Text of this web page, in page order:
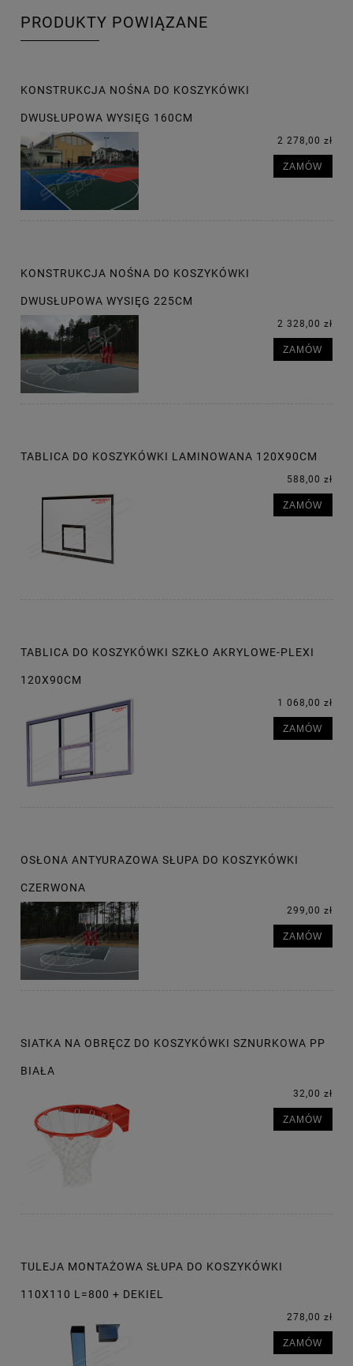
PRODUKTY POWIĄZANE
KONSTRUKCJA NOŚNA DO KOSZYKÓWKI
DWUSŁUPOWA WYSIĘG 160CM
2 278,00 zł
ZAMÓW
KONSTRUKCJA NOŚNA DO KOSZYKÓWKI
DWUSŁUPOWA WYSIĘG 225CM
2 328,00 zł
ZAMÓW
TABLICA DO KOSZYKÓWKI LAMINOWANA 120X90CM
588,00 zł
ZAMÓW
TABLICA DO KOSZYKÓWKI SZKŁO AKRYLOWE-PLEXI
120X90CM
1 068,00 zł
ZAMÓW
OSŁONA ANTYURAZOWA SŁUPA DO KOSZYKÓWKI
CZERWONA
299,00 zł
ZAMÓW
SIATKA NA OBRĘCZ DO KOSZYKÓWKI SZNURKOWA PP
BIAŁA
32,00 zł
ZAMÓW
TULEJA MONTAŻOWA SŁUPA DO KOSZYKÓWKI
110X110 L=800 + DEKIEL
278,00 zł
ZAMÓW